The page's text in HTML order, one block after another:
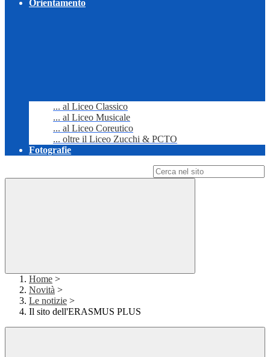
Orientamento
... al Liceo Classico
... al Liceo Musicale
... al Liceo Coreutico
... oltre il Liceo Zucchi & PCTO
Fotografie
Home >
Novità >
Le notizie >
Il sito dell'ERASMUS PLUS